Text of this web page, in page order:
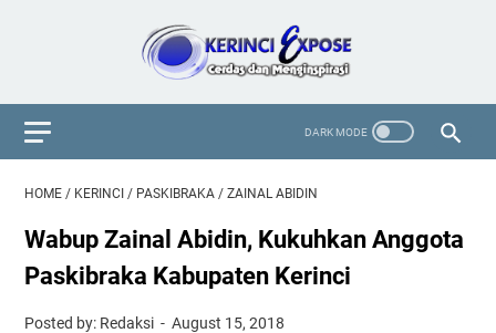
HOME / KERINCI / PASKIBRAKA / ZAINAL ABIDIN
Wabup Zainal Abidin, Kukuhkan Anggota
Paskibraka Kabupaten Kerinci
Posted by: Redaksi August 15, 2018